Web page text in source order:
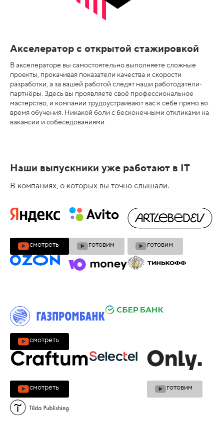
Акселератор с открытой стажировкой
В акселераторе вы самостоятельно выполняете сложные
проекты, прокачивая показатели качества и скорости
разработки, а за вашей работой следят наши работодатели-
партнёры. Здесь вы проявляете своё профессиональное
мастерство, и компании трудоустраивают вас к себе прямо во
время обучения. Никакой боли с бесконечными откликами на
вакансии и собеседованиями.
Наши выпускники уже работают в IT
В компаниях, о которых вы точно слышали.
cмотреть готовим готовим
cмотреть
cмотреть готовим